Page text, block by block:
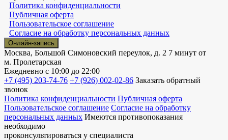
Политика конфиденциальности
Публичная оферта
Пользовательское соглашение
Согласие на обработку персональных данных
Онлайн-запись
Москва, Большой Симоновский переулок, д. 2 7 минут от
м. Пролетарская
Ежедневно с 10:00 до 22:00
+7 (495) 203-74-76 +7 (926) 002-02-86 Заказать обратный
звонок
Политика конфиденциальности Публичная оферта
Пользовательское соглашение Согласие на обработку
персональных данных Имеются противопоказания
необходимо
проконсультироваться у специалиста